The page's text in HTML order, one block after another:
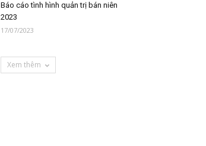
Báo cáo tình hình quản trị bán niên
2023
17/07/2023
Xem thêm